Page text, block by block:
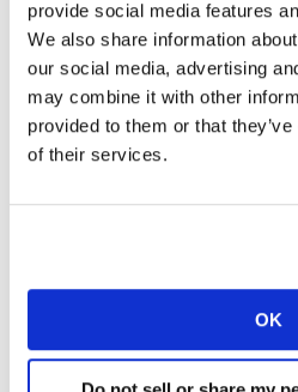
provide social media features
We also share information
our social media, advertising
may combine it with other
provided to them or that
of their services.
OK
Las innovaciones, como